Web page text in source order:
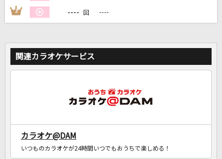
3 ---- 回 ----
関連カラオケサービス
カラオケ@DAM
いつものカラオケが24時間いつでもおうちで楽しめる！